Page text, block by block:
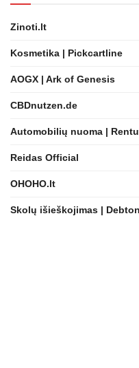
Zinoti.lt
Kosmetika | Pickcartline
AOGX | Ark of Genesis
CBDnutzen.de
Automobilių nuoma |
Reidas Official
OHOHO.lt
Skolų išieškojimas |